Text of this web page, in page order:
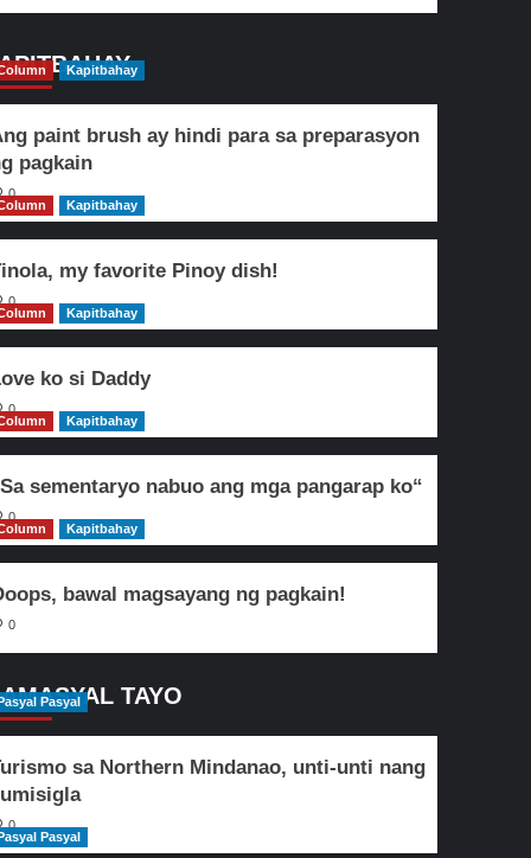
Kapitbahay
paint brush ay hindi para sa preparasyon
pagkain
0
Kapitbahay
my favorite Pinoy dish!
0
Kapitbahay
ko si Daddy
0
Kapitbahay
sementaryo nabuo ang mga pangarap ko“
0
Kapitbahay
bawal magsayang ng pagkain!
0
TAYO
Pasyal Pasyal
sa Northern Mindanao, unti-unti nang
0
Pasyal Pasyal